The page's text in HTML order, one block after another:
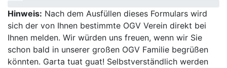
Hinweis: Nach dem Ausfüllen dieses Formulars wird
sich der von Ihnen bestimmte OGV Verein direkt bei
Ihnen melden. Wir würden uns freuen, wenn wir Sie
schon bald in unserer großen OGV Familie begrüßen
könnten. Garta tuat guat! Selbstverständlich werden